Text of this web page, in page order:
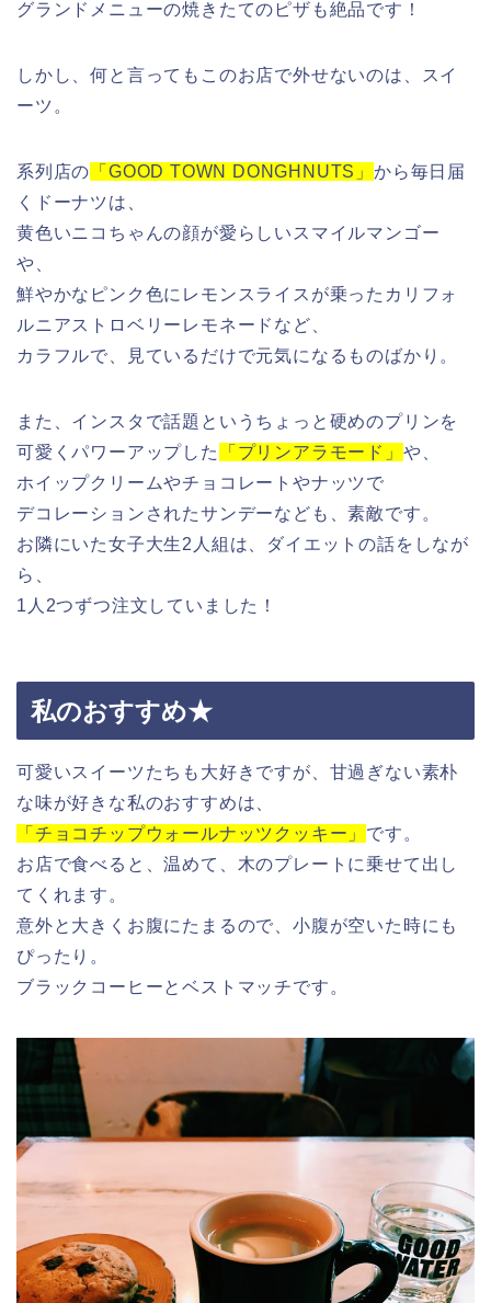
グランドメニューの焼きたてのピザも絶品です！
しかし、何と言ってもこのお店で外せないのは、スイ
ーツ。
系列店の 「GOOD TOWN DONGHNUTS」から毎日届
くドーナツは、
黄色いニコちゃんの顔が愛らしいスマイルマンゴー
や、
鮮やかなピンク色にレモンスライスが乗ったカリフォ
ルニアストロベリーレモネードなど、
カラフルで、見ているだけで元気になるものばかり。
また、インスタで話題というちょっと硬めのプリンを
可愛くパワーアップした
「プリンアラモード」 や、
ホイップクリームやチョコレートやナッツで
デコレーションされたサンデーなども、素敵です。
お隣にいた女子大生2人組は、ダイエットの話をしなが
ら、
1人2つずつ注文していました！
私のおすすめ★
可愛いスイーツたちも大好きですが、甘過ぎない素朴
な味が好きな私のおすすめは、
「チョコチップウォールナッツクッキー」 です。
お店で食べると、温めて、木のプレートに乗せて出し
てくれます。
意外と大きくお腹にたまるので、小腹が空いた時にも
ぴったり。
ブラックコーヒーとベストマッチです。